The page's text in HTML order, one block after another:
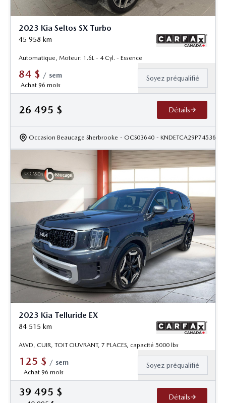
2023 Kia Seltos SX Turbo
45 958 km
Automatique, Moteur: 1.6L - 4 Cyl. - Essence
84 $ / sem
Achat 96 mois
Soyez préqualifié
26 495 $ Détails
Occasion Beaucage Sherbrooke - OCS03640 - KNDETCA29P7453680
2023 Kia Telluride EX
84 515 km
AWD, CUIR, TOIT OUVRANT, 7 PLACES, capacité 5000 lbs
125 $ / sem
Achat 96 mois
Soyez préqualifié
39 495 $ Détails